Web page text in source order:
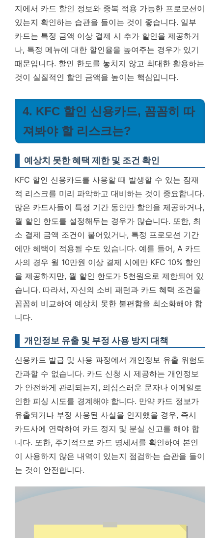
지에서 카드 할인 정보와 중복 적용 가능한 프로모션이
있는지 확인하는 습관을 들이는 것이 좋습니다. 일부
카드는 특정 금액 이상 결제 시 추가 할인을 제공하거
나, 특정 메뉴에 대한 할인율을 높여주는 경우가 있기
때문입니다. 할인 한도를 놓치지 않고 최대한 활용하는
것이 실질적인 할인 금액을 높이는 핵심입니다.
4. KFC 할인 신용카드, 꼼꼼히 따
져봐야 할 리스크는?
예상치 못한 혜택 제한 및 조건 확인
KFC 할인 신용카드를 사용할 때 발생할 수 있는 잠재
적 리스크를 미리 파악하고 대비하는 것이 중요합니다.
많은 카드사들이 특정 기간 동안만 할인을 제공하거나,
월 할인 한도를 설정해두는 경우가 많습니다. 또한, 최
소 결제 금액 조건이 붙어있거나, 특정 프로모션 기간
에만 혜택이 적용될 수도 있습니다. 예를 들어, A 카드
사의 경우 월 10만원 이상 결제 시에만 KFC 10% 할인
을 제공하지만, 월 할인 한도가 5천원으로 제한되어 있
습니다. 따라서, 자신의 소비 패턴과 카드 혜택 조건을
꼼꼼히 비교하여 예상치 못한 불편함을 최소화해야 합
니다.
개인정보 유출 및 부정 사용 방지 대책
신용카드 발급 및 사용 과정에서 개인정보 유출 위험도
간과할 수 없습니다. 카드 신청 시 제공하는 개인정보
가 안전하게 관리되는지, 의심스러운 문자나 이메일로
인한 피싱 시도를 경계해야 합니다. 만약 카드 정보가
유출되거나 부정 사용된 사실을 인지했을 경우, 즉시
카드사에 연락하여 카드 정지 및 분실 신고를 해야 합
니다. 또한, 주기적으로 카드 명세서를 확인하여 본인
이 사용하지 않은 내역이 있는지 점검하는 습관을 들이
는 것이 안전합니다.